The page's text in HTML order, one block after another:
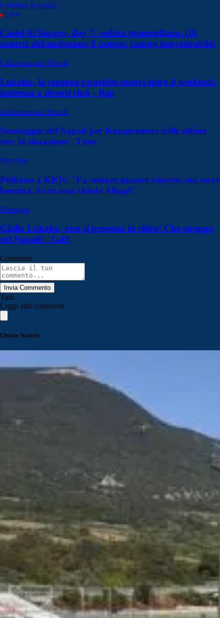
Continua la lettura
Live
Castel di Sangro, day 7: seduta pomeridiana. Gli
azzurri abbandonano il campo: campo impraticabile!
Calciomercato Napoli
Lukaku, la cessione potrebbe esserci entro il weekend:
interessa a diversi club - Rep
Calciomercato Napoli
Sondaggio del Napoli per Koopmeiners nelle ultime
ore: la situazione - Tmw
Interviste
Politano a KKN: "Fa sempre piacere vincere, ma serve
benzina. Ecco cosa chiede Allegri"
Rassegna
Giallo Lukaku, non si presenta in ritiro! Che strappo
col Napoli! - GdS
Commenti
Invia Commento
Tutti
Leggi altri commenti
Ultime Notizie